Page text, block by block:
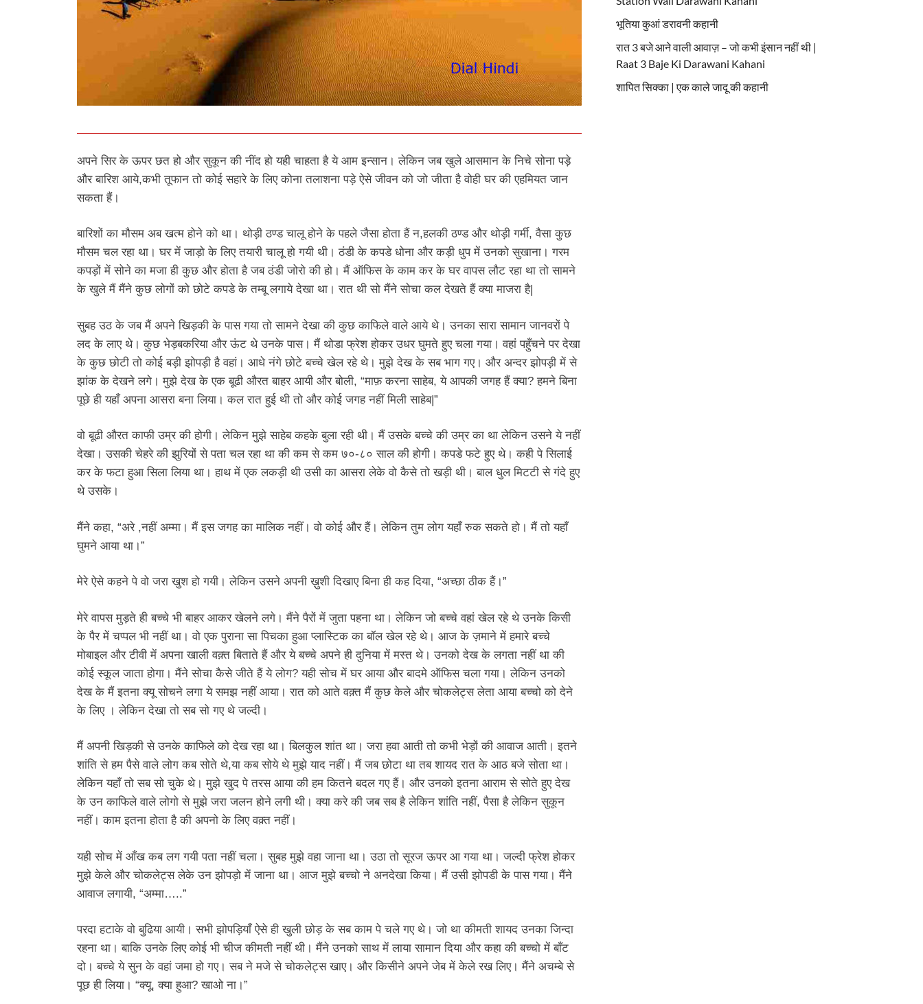
अपने सिर के ऊपर छत हो और सुकून की नींद हो यही चाहता है ये आम इन्सान। लेकिन जब खुले आसमान के निचे सोना पड़े
और बारिश आये,कभी तूफान तो कोई सहारे के लिए कोना तलाशना पड़े ऐसे जीवन को जो जीता है वोही घर की एहमियत जान
सकता हैं।
बारिशों का मौसम अब खत्म होने को था। थोड़ी ठण्ड चालू होने के पहले जैसा होता हैं न,हलकी ठण्ड और थोड़ी गर्मी, वैसा कुछ
मौसम चल रहा था। घर में जाड़ो के लिए तयारी चालू हो गयी थी। ठंडी के कपडे धोना और कड़ी धुप में उनको सुखाना। गरम
कपड़ों में सोने का मजा ही कुछ और होता है जब ठंडी जोरो की हो। मैं ऑफिस के काम कर के घर वापस लौट रहा था तो सामने
के खुले मैं मैंने कुछ लोगों को छोटे कपडे के तम्बू लगाये देखा था। रात थी सो मैंने सोचा कल देखते हैं क्या माजरा है|
सुबह उठ के जब मैं अपने खिड़की के पास गया तो सामने देखा की कुछ काफिले वाले आये थे। उनका सारा सामान जानवरों पे
लद के लाए थे। कुछ भेड़बकरिया और ऊंट थे उनके पास। मैं थोडा फ्रेश होकर उधर घुमते हुए चला गया। वहां पहुँचने पर देखा
के कुछ छोटी तो कोई बड़ी झोपड़ी है वहां। आधे नंगे छोटे बच्चे खेल रहे थे। मुझे देख के सब भाग गए। और अन्दर झोपड़ी में से
झांक के देखने लगे। मुझे देख के एक बूढी औरत बाहर आयी और बोली, “माफ़ करना साहेब, ये आपकी जगह हैं क्या? हमने बिना
पूछे ही यहाँ अपना आसरा बना लिया। कल रात हुई थी तो और कोई जगह नहीं मिली साहेब|”
वो बूढी औरत काफी उम्र की होगी। लेकिन मुझे साहेब कहके बुला रही थी। मैं उसके बच्चे की उम्र का था लेकिन उसने ये नहीं
देखा। उसकी चेहरे की झुरियों से पता चल रहा था की कम से कम ७०-८० साल की होगी। कपडे फटे हुए थे। कही पे सिलाई
कर के फटा हुआ सिला लिया था। हाथ में एक लकड़ी थी उसी का आसरा लेके वो कैसे तो खड़ी थी। बाल धुल मिटटी से गंदे हुए
थे उसके।
मैंने कहा, “अरे ,नहीं अम्मा। मैं इस जगह का मालिक नहीं। वो कोई और हैं। लेकिन तुम लोग यहाँ रुक सकते हो। मैं तो यहाँ
घुमने आया था।”
मेरे ऐसे कहने पे वो जरा खुश हो गयी। लेकिन उसने अपनी ख़ुशी दिखाए बिना ही कह दिया, “अच्छा ठीक हैं।”
मेरे वापस मुड़ते ही बच्चे भी बाहर आकर खेलने लगे। मैंने पैरों में जुता पहना था। लेकिन जो बच्चे वहां खेल रहे थे उनके किसी
के पैर में चप्पल भी नहीं था। वो एक पुराना सा पिचका हुआ प्लास्टिक का बॉल खेल रहे थे। आज के ज़माने में हमारे बच्चे
मोबाइल और टीवी में अपना खाली वक़्त बिताते हैं और ये बच्चे अपने ही दुनिया में मस्त थे। उनको देख के लगता नहीं था की
कोई स्कूल जाता होगा। मैंने सोचा कैसे जीते हैं ये लोग? यही सोच में घर आया और बादमे ऑफिस चला गया। लेकिन उनको
देख के मैं इतना क्यू सोचने लगा ये समझ नहीं आया। रात को आते वक़्त मैं कुछ केले और चोकलेट्स लेता आया बच्चो को देने
के लिए । लेकिन देखा तो सब सो गए थे जल्दी।
मैं अपनी खिड़की से उनके काफिले को देख रहा था। बिलकुल शांत था। जरा हवा आती तो कभी भेड़ों की आवाज आती। इतने
शांति से हम पैसे वाले लोग कब सोते थे,या कब सोये थे मुझे याद नहीं। मैं जब छोटा था तब शायद रात के आठ बजे सोता था।
लेकिन यहाँ तो सब सो चुके थे। मुझे खुद पे तरस आया की हम कितने बदल गए हैं। और उनको इतना आराम से सोते हुए देख
के उन काफिले वाले लोगो से मुझे जरा जलन होने लगी थी। क्या करे की जब सब है लेकिन शांति नहीं, पैसा है लेकिन सुकून
नहीं। काम इतना होता है की अपनो के लिए वक़्त नहीं।
यही सोच में आँख कब लग गयी पता नहीं चला। सुबह मुझे वहा जाना था। उठा तो सूरज ऊपर आ गया था। जल्दी फ्रेश होकर
मुझे केले और चोकलेट्स लेके उन झोपड़ो में जाना था। आज मुझे बच्चो ने अनदेखा किया। मैं उसी झोपडी के पास गया। मैंने
आवाज लगायी, “अम्मा…..”
परदा हटाके वो बुढिया आयी। सभी झोपड़ियाँ ऐसे ही खुली छोड़ के सब काम पे चले गए थे। जो था कीमती शायद उनका जिन्दा
रहना था। बाकि उनके लिए कोई भी चीज कीमती नहीं थी। मैंने उनको साथ में लाया सामान दिया और कहा की बच्चो में बाँट
दो। बच्चे ये सुन के वहां जमा हो गए। सब ने मजे से चोकलेट्स खाए। और किसीने अपने जेब में केले रख लिए। मैंने अचम्बे से
पूछ ही लिया। “क्यू, क्या हुआ? खाओ ना।”
भूतिया कुआं डरावनी कहानी
रात 3 बजे आने वाली आवाज़ – जो कभी इंसान नहीं थी |
Raat 3 Baje Ki Darawani Kahani
शापित सिक्का | एक काले जादू की कहानी